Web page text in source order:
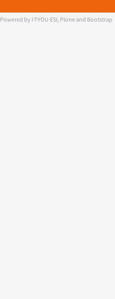
Powered by I·T·YOU·ESI, Plone and Bootstrap